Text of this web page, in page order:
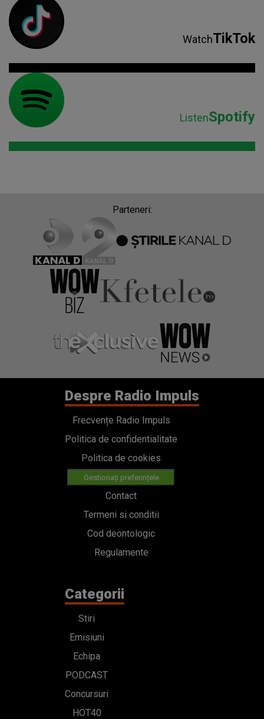
WatchTikTok
ListenSpotify
Parteneri:
Despre Radio Impuls
Frecvențe Radio Impuls
Politica de confidentialitate
Politica de cookies
Gestionați preferințele
Contact
Termeni si conditii
Cod deontologic
Regulamente
Categorii
Stiri
Emisiuni
Echipa
PODCAST
Concursuri
HOT40